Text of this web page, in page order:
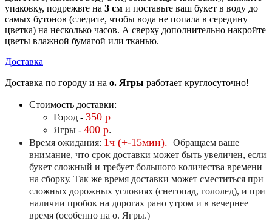
упаковку, подрежьте на 3 см и поставьте ваш букет в воду до
самых бутонов (следите, чтобы вода не попала в середину
цветка) на несколько часов. А сверху дополнительно накройте
цветы влажной бумагой или тканью.
Доставка
Доставка по городу и на о. Ягры работает круглосуточно!
Стоимость доставки:
Город - 350 р
Ягры - 400 р.
Время ожидания: 1ч (+-15мин). Обращаем ваше
внимание, что срок доставки может быть увеличен, если
букет сложный и требует большого количества времени
на сборку. Так же время доставки может сместиться при
сложных дорожных условиях (снегопад, гололед), и при
наличии пробок на дорогах рано утром и в вечернее
время (особенно на о. Ягры.)